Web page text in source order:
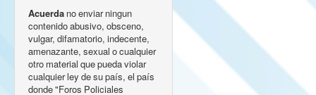
Acuerda no enviar ningun
contenido abusivo, obsceno,
vulgar, difamatorio, indecente,
amenazante, sexual o cualquier
otro material que pueda violar
cualquier ley de su país, el país
donde "Foros Policiales